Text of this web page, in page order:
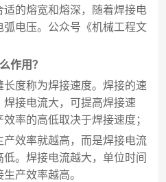
的熔宽和熔深，随着焊接电
电压。公众号《机械工程文
作用？
度称为焊接速度。焊接的速
接电流大，可提高焊接速
率的高低取决于焊接速度；
效率就越高，而是焊接电流
。焊接电流越大，单位时间
产效率越高。